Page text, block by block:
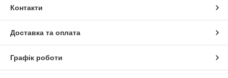
Контакти
Доставка та оплата
Графік роботи